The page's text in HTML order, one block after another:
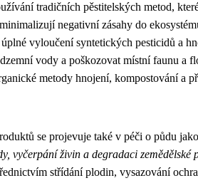
tradičních pěstitelských metod,
negativní zásahy do
úplné vyloučení syntetických pesticidů a
vody a poškozovat místní faunu a
metody hnojení, kompostování a
se projevuje také v péči o půdu
vyčerpání živin a degradaci zemědělské
střídání plodin, vysazování